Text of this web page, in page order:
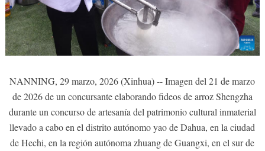
NANNING, 29 marzo, 2026 (Xinhua) -- Imagen del 21 de marzo
de 2026 de un concursante elaborando fideos de arroz Shengzha
durante un concurso de artesanía del patrimonio cultural inmaterial
llevado a cabo en el distrito autónomo yao de Dahua, en la ciudad
de Hechi, en la región autónoma zhuang de Guangxi, en el sur de